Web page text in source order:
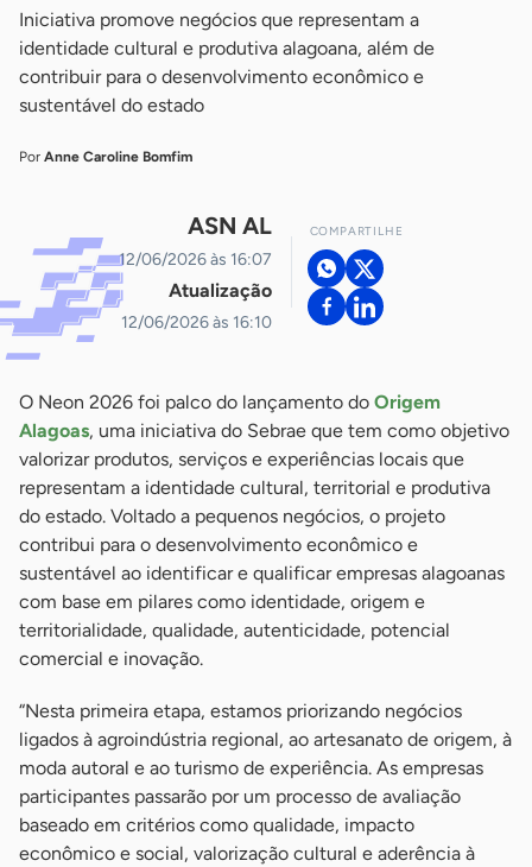
Iniciativa promove negócios que representam a
identidade cultural e produtiva alagoana, além de
contribuir para o desenvolvimento econômico e
sustentável do estado
Por Anne Caroline Bomfim
ASN AL
12/06/2026 às 16:07
Atualização
12/06/2026 às 16:10
COMPARTILHE
O Neon 2026 foi palco do lançamento do Origem
Alagoas, uma iniciativa do Sebrae que tem como objetivo
valorizar produtos, serviços e experiências locais que
representam a identidade cultural, territorial e produtiva
do estado. Voltado a pequenos negócios, o projeto
contribui para o desenvolvimento econômico e
sustentável ao identificar e qualificar empresas alagoanas
com base em pilares como identidade, origem e
territorialidade, qualidade, autenticidade, potencial
comercial e inovação.
“Nesta primeira etapa, estamos priorizando negócios
ligados à agroindústria regional, ao artesanato de origem, à
moda autoral e ao turismo de experiência. As empresas
participantes passarão por um processo de avaliação
baseado em critérios como qualidade, impacto
econômico e social, valorização cultural e aderência à